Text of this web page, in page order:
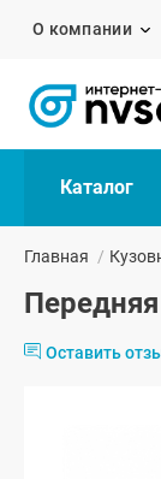
О компании
Каталог
Главная /
Оставить